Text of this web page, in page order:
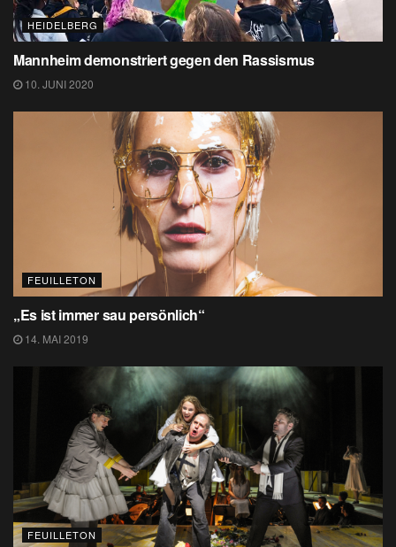
HEIDELBERG
Mannheim demonstriert gegen den Rassismus
10. JUNI 2020
FEUILLETON
„Es ist immer sau persönlich“
14. MAI 2019
FEUILLETON